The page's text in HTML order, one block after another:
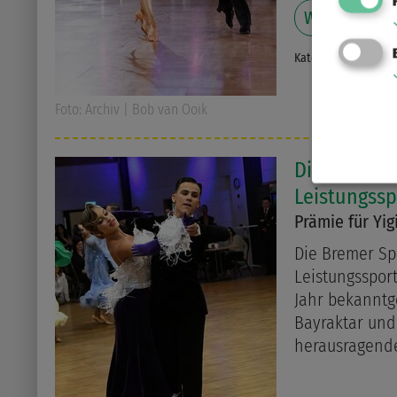
Foto: Archiv | Bob van Ooik
Weiterlesen
Kategorie:
Die
Prämie für
Die Bremer
Jahr
Bayraktar